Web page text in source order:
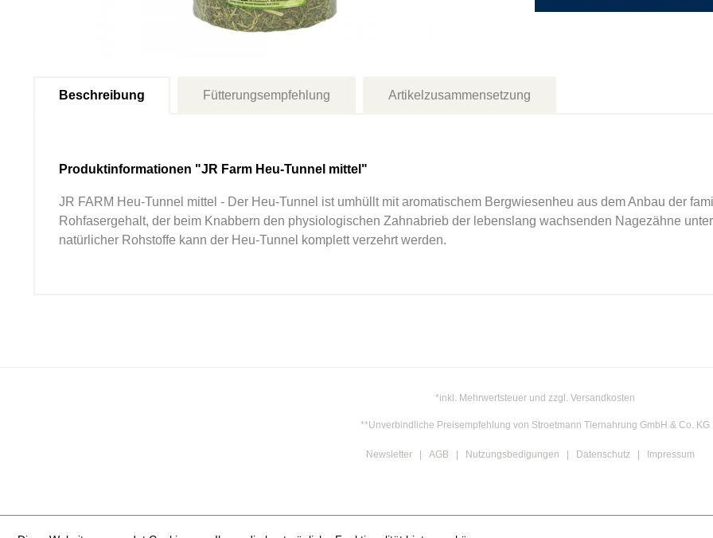
Beschreibung Fütterungsempfehlung Artikelzusammensetzung
Produktinformationen "JR Farm Heu-Tunnel mittel"
JR FARM Heu-Tunnel mittel - Der Heu-Tunnel ist umhüllt mit aromatischem Bergwiesenheu aus dem Anbau der
Rohfasergehalt, der beim Knabbern den physiologischen Zahnabrieb der lebenslang wachsenden Nagezähne
natürlicher Rohstoffe kann der Heu-Tunnel komplett verzehrt werden.
*inkl. Mehrwertsteuer und zzgl. Versandkosten
**Unverbindliche Preisempfehlung von Stroetmann Tiernahrung GmbH & Co. KG
Newsletter AGB Nutzungsbedigungen Datenschutz Impressum